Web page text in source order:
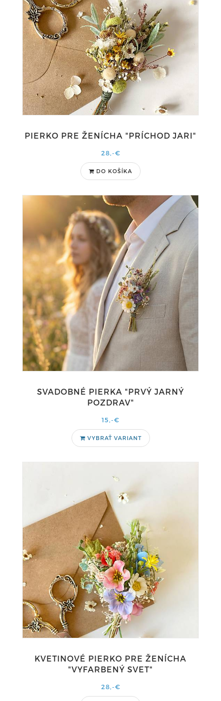
PIERKO PRE ŽENÍCHA "PRÍCHOD JARI"
28,-€
DO KOŠÍKA
SVADOBNÉ PIERKA "PRVÝ JARNÝ
POZDRAV"
15,-€
VYBRAŤ VARIANT
KVETINOVÉ PIERKO PRE ŽENÍCHA
"VYFARBENÝ SVET"
28,-€